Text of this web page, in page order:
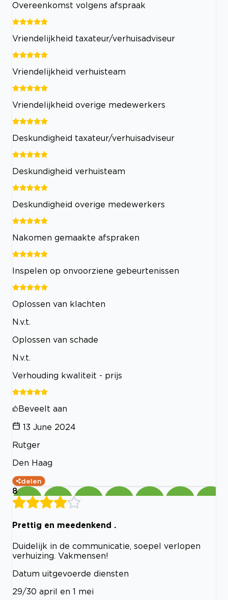
Overeenkomst volgens afspraak
Vriendelijkheid taxateur/verhuisadviseur
Vriendelijkheid verhuisteam
Vriendelijkheid overige medewerkers
Deskundigheid taxateur/verhuisadviseur
Deskundigheid verhuisteam
Deskundigheid overige medewerkers
Nakomen gemaakte afspraken
Inspelen op onvoorziene gebeurtenissen
Oplossen van klachten
N.v.t.
Oplossen van schade
N.v.t.
Verhouding kwaliteit - prijs
Beveelt aan
13 June 2024
Rutger
Den Haag
delen
8
Prettig en meedenkend .
Duidelijk in de communicatie, soepel verlopen
verhuizing. Vakmensen!
Datum uitgevoerde diensten
29/30 april en 1 mei